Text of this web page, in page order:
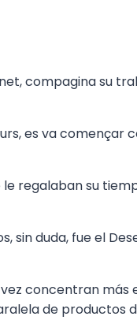
compagina su
es va començar
regalaban su
sin duda, fue el
concentran más
de productos